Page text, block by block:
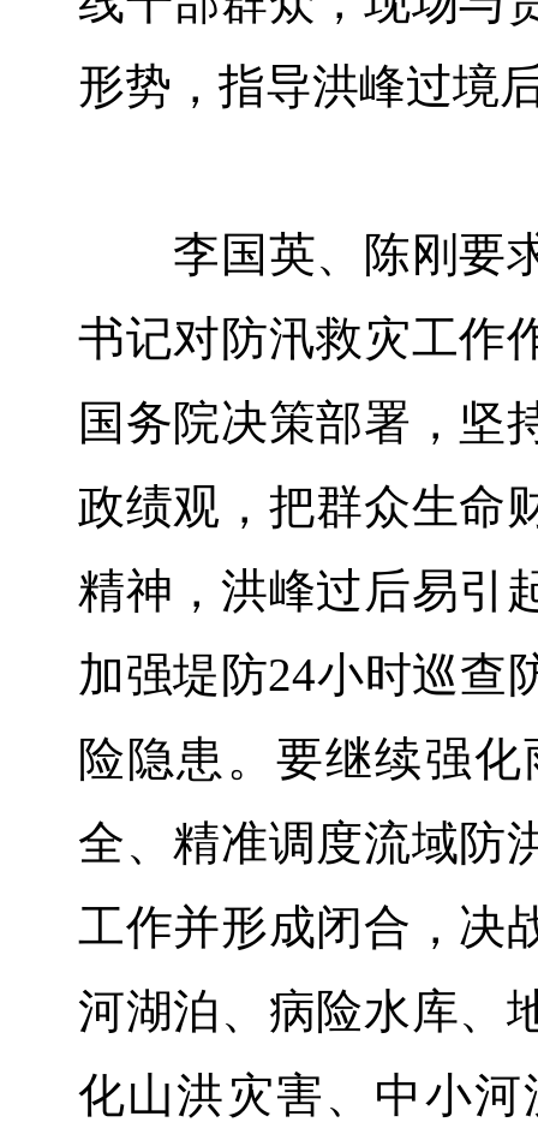
形势，指导洪峰过境
李国英、陈刚要求
书记对防汛救灾工作
国务院决策部署，坚
政绩观，把群众生命
精神，洪峰过后易引
加强堤防24小时巡查
险隐患。要继续强
全、精准调度流域防
工作并形成闭合，决
河湖泊、病险水库、
化山洪灾害、中小